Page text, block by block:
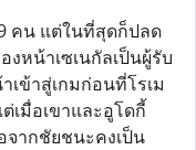
คน แต่ในที่สุดก็ปลด
หน้าเซเนกัลเป็นผู้รับ
ข้าสู่เกมก่อนที่โรเม
เมื่อเขาและอูโดกี้
จากชัยชนะคงเป็น